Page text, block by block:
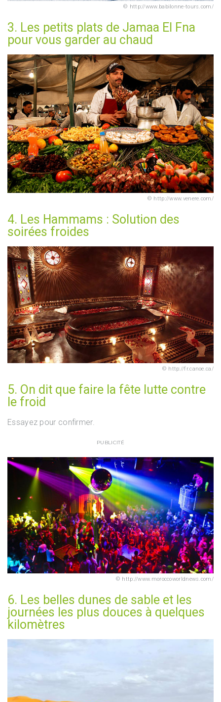
http://www.babilonne-tours.com/
3. Les petits plats de Jamaa El Fna
pour vous garder au chaud
http://www.venere.com/
4. Les Hammams : Solution des
soirées froides
http://fr.canoe.ca/
5. On dit que faire la fête lutte contre
le froid
Essayez pour confirmer.
PUBLICITÉ
http://www.moroccoworldnews.com/
6. Les belles dunes de sable et les
journées les plus douces à quelques
kilomètres